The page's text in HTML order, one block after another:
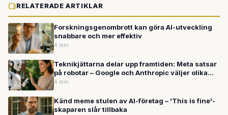
RELATERADE ARTIKLAR
Forskningsgenombrott kan göra AI-utveckling
snabbare och mer effektiv
4 min
Teknikjättarna delar upp framtiden: Meta satsar
på robotar – Google och Anthropic väljer olika
vägar mot företagsmarknaden
4 min
Känd meme stulen av AI-företag – 'This is fine'-
skaparen slår tillbaka